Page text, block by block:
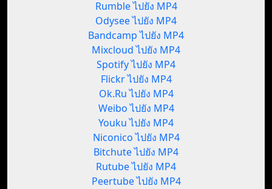
Rumble ไปยัง MP4
Odysee ไปยัง MP4
Bandcamp ไปยัง MP4
Mixcloud ไปยัง MP4
Spotify ไปยัง MP4
Flickr ไปยัง MP4
Ok.Ru ไปยัง MP4
Weibo ไปยัง MP4
Youku ไปยัง MP4
Niconico ไปยัง MP4
Bitchute ไปยัง MP4
Rutube ไปยัง MP4
Peertube ไปยัง MP4